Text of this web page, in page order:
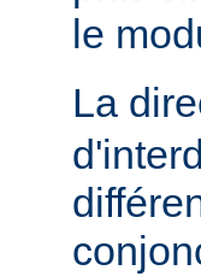
le
La